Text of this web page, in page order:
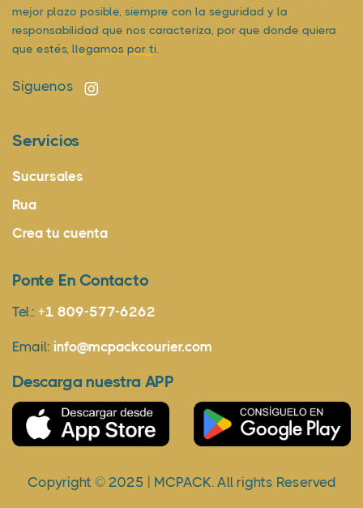
mejor plazo posible, siempre con la seguridad y la
responsabilidad que nos caracteriza, por que donde quiera
que estés, llegamos por ti.
Siguenos
Servicios
Sucursales
Rua
Crea tu cuenta
Ponte En Contacto
Tel.: +1 809-577-6262
Email: info@mcpackcourier.com
Descarga nuestra APP
Copyright © 2025 | MCPACK. All rights Reserved